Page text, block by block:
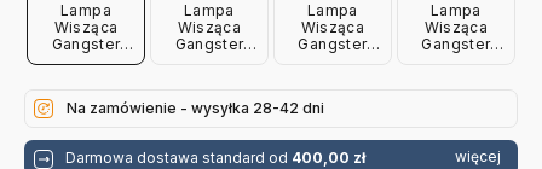
Lampa
Wisząca
Gangster
Biała 35 Cm
Lampa
Wisząca
Gangster
Lampa
Wisząca
Gangster
Lampa
Wisząca
Gangster
Na zamówienie - wysyłka 28-42 dni
Darmowa dostawa standard od 400,00 zł więcej